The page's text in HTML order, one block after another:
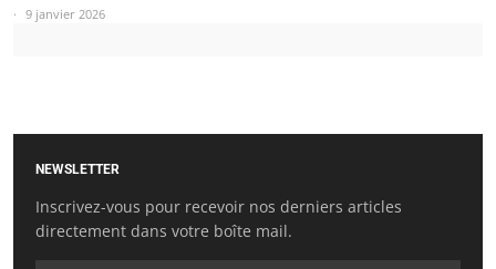
9 janvier 2026
NEWSLETTER
Inscrivez-vous pour recevoir nos derniers articles
directement dans votre boîte mail.